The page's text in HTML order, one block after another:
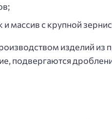
массив с крупной
изделий из
подвергаются